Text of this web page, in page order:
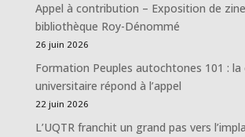
Appel à contribution – Exposition de
bibliothèque Roy-Dénommé
26 juin 2026
Formation Peuples autochtones 101 :
universitaire répond à l’appel
22 juin 2026
L’UQTR franchit un grand pas vers